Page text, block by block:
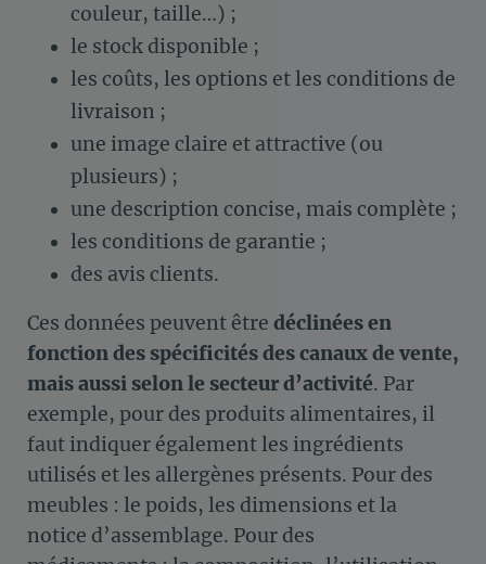
couleur, taille…) ;
le stock disponible ;
les coûts, les options et les conditions de
livraison ;
une image claire et attractive (ou
plusieurs) ;
une description concise, mais complète ;
les conditions de garantie ;
des avis clients.
Ces données peuvent être déclinées en
fonction des spécificités des canaux de vente,
mais aussi selon le secteur d’activité. Par
exemple, pour des produits alimentaires, il
faut indiquer également les ingrédients
utilisés et les allergènes présents. Pour des
meubles : le poids, les dimensions et la
notice d’assemblage. Pour des